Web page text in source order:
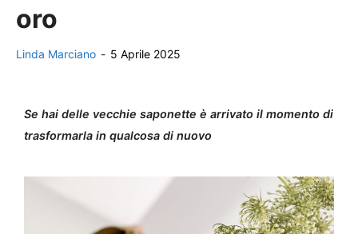
oro
Linda Marciano - 5 Aprile 2025
Se hai delle vecchie saponette è arrivato il momento di
trasformarla in qualcosa di nuovo